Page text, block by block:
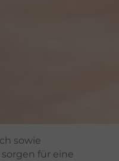
sowie
für eine